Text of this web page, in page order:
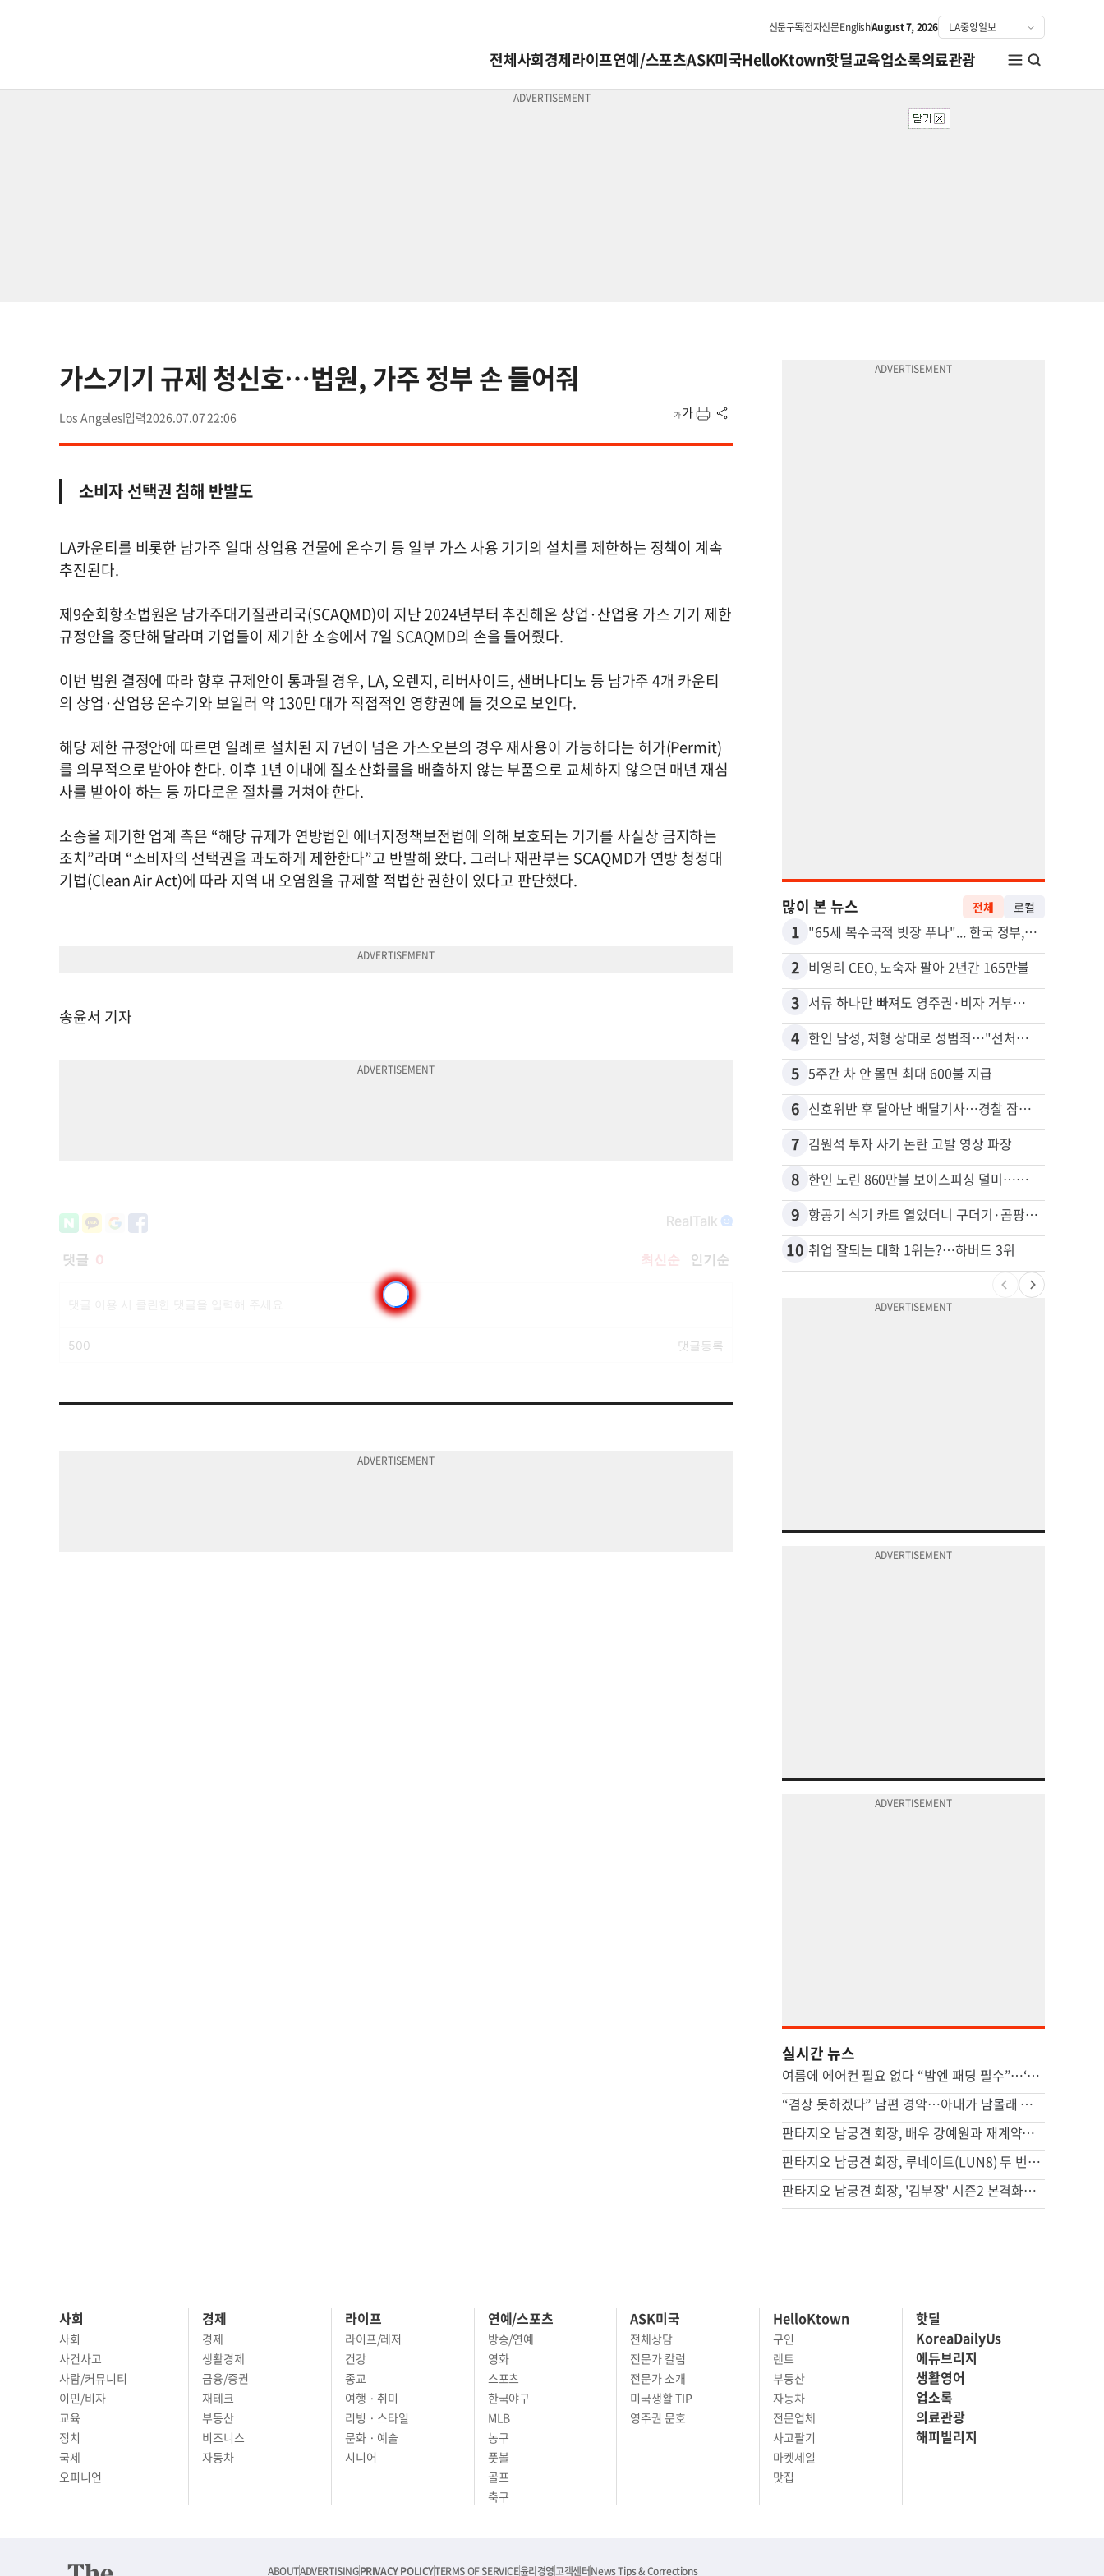
신문구독전자신문EnglishAugust 7, 2026
전체사회경제라이프연예/스포츠ASK미국HelloKtown핫딜교육업소록의료관광
가스기기 규제 청신호…법원, 가주 정부 손 들어줘
Los Angeles 2026.07.07 22:06
소비자 선택권 침해 반발도
LA카운티를 비롯한 남가주 일대 상업용 건물에 온수기 등 일부 가스 사용 기기의 설치를 제한하는 정책이 계속
추진된다.
제9순회항소법원은 남가주대기질관리국(SCAQMD)이 지난 2024년부터 추진해온 상업·산업용 가스 기기 제한
규정안을 중단해 달라며 기업들이 제기한 소송에서 7일 SCAQMD의 손을 들어줬다.
이번 법원 결정에 따라 향후 규제안이 통과될 경우, LA, 오렌지, 리버사이드, 샌버나디노 등 남가주 4개 카운티
의 상업·산업용 온수기와 보일러 약 130만 대가 직접적인 영향권에 들 것으로 보인다.
해당 제한 규정안에 따르면 일례로 설치된 지 7년이 넘은 가스오븐의 경우 재사용이 가능하다는 허가(Permit)
를 의무적으로 받아야 한다. 이후 1년 이내에 질소산화물을 배출하지 않는 부품으로 교체하지 않으면 매년 재심
사를 받아야 하는 등 까다로운 절차를 거쳐야 한다.
소송을 제기한 업계 측은 “해당 규제가 연방법인 에너지정책보전법에 의해 보호되는 기기를 사실상 금지하는
조치”라며 “소비자의 선택권을 과도하게 제한한다”고 반발해 왔다. 그러나 재판부는 SCAQMD가 연방 청정대
기법(Clean Air Act)에 따라 지역 내 오염원을 규제할 적법한 권한이 있다고 판단했다.
송윤서 기자
많이 본 뉴스 전체 로컬
1 "65세 복수국적 빗장 푸나"... 한국 정부, 연령 완화 전면 추진
2 비영리 CEO, 노숙자 팔아 2년간 165만불
3 서류 하나만 빠져도 영주권·비자 거부…심사관 재량권 대폭 확대
4 한인 남성, 처형 상대로 성범죄…"선처해줬더니 배신자 취급"
5 5주간 차 안 몰면 최대 600불 지급
6 신호위반 후 달아난 배달기사…경찰 잠복해 잡고보니 ‘반전’
7 김원석 투자 사기 논란 고발 영상 파장
8 한인 노린 860만불 보이스피싱 덜미…영사관·한국 검찰 사칭
9 항공기 식기 카트 열었더니 구더기·곰팡이…LAX 기내식 업체 논란
10 취업 잘되는 대학 1위는?…하버드 3위
실시간 뉴스
여름에 에어컨 필요 없다 “밤엔 패딩 필수”…‘냉방 도시’ 어디
“겸상 못하겠다” 남편 경악…아내가 남몰래 즐긴 ‘충격적 간식’ [이혼의 세계]
판타지오 남궁견 회장, 배우 강예원과 재계약…새 프로필 공개하며 활동 재개
판타지오 남궁견 회장, 루네이트(LUN8) 두 번째 유럽투어 지원…글로벌 활동 확대
판타지오 남궁견 회장, '김부장' 시즌2 본격화… "흥행 신드롬 잇는다"
사회
사회
사건사고
사람/커뮤니티
이민/비자
교육
정치
국제
오피니언
경제
경제
생활경제
금융/증권
재테크
부동산
비즈니스
자동차
라이프
라이프/레저
건강
종교
여행 · 취미
리빙 · 스타일
문화 · 예술
시니어
연예/스포츠
방송/연예
영화
스포츠
한국야구
MLB
농구
풋볼
골프
축구
ASK미국
전체상담
전문가 칼럼
전문가 소개
미국생활 TIP
영주권 문호
HelloKtown
구인
렌트
부동산
자동차
전문업체
사고팔기
마켓세일
맛집
핫딜
KoreaDailyUs
에듀브리지
생활영어
업소록
의료관광
해피빌리지
ABOUTADVERTISINGPRIVACY POLICYTERMS OF SERVICE윤리경영고객센터News Tips & Corrections